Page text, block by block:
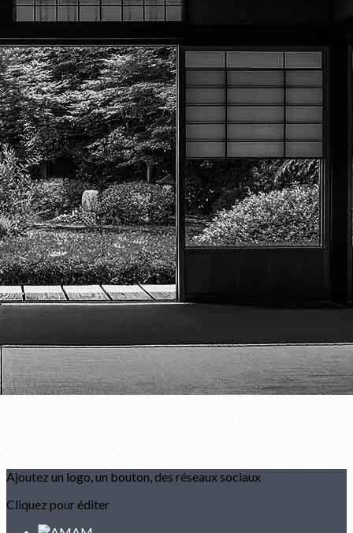
Menu
?>
Images de la page d'accueil
Cliquez pour éditer
Texte, bouton et/ou inscription à la newsletter
Cliquez pour éditer
Académie Menneçoise d'Arts
Martiaux
Ajoutez un logo, un bouton, des réseaux sociaux
Cliquez pour éditer